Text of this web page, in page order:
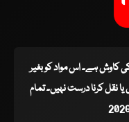
کی کاوش ہے۔ اس مواد کو بغیر
کرنا درست نہیں۔ تمام